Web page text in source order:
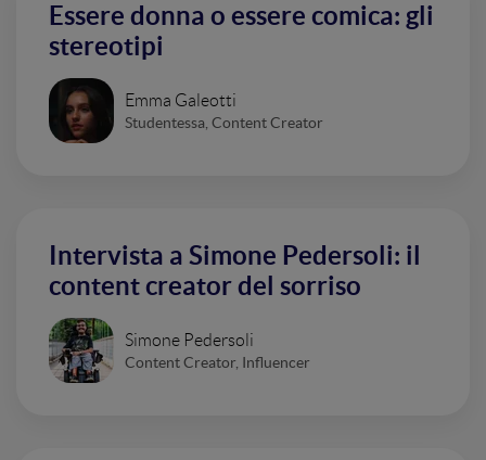
Essere donna o essere comica: gli
stereotipi
Emma Galeotti
Studentessa, Content Creator
Intervista a Simone Pedersoli: il
content creator del sorriso
Simone Pedersoli
Content Creator, Influencer